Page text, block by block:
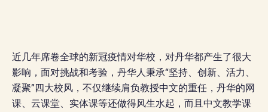
近几年席卷全球的新冠疫情对华校，对丹华都产生了很大
影响，面对挑战和考验，丹华人秉承“坚持、创新、活力、
凝聚”四大校风，不仅继续肩负教授中文的重任，丹华的网
课、云课堂、实体课等还做得风生水起，而且中文教学课